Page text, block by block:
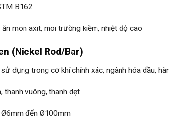
B162
ăn mòn axit, môi trường kiềm, nhiệt độ cao
(Nickel Rod/Bar)
dụng trong cơ khí chính xác, ngành hóa dầu,
thanh vuông, thanh dẹt
đến Ø100mm